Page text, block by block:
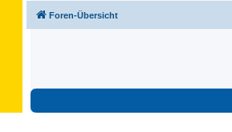
Foren-Übersicht